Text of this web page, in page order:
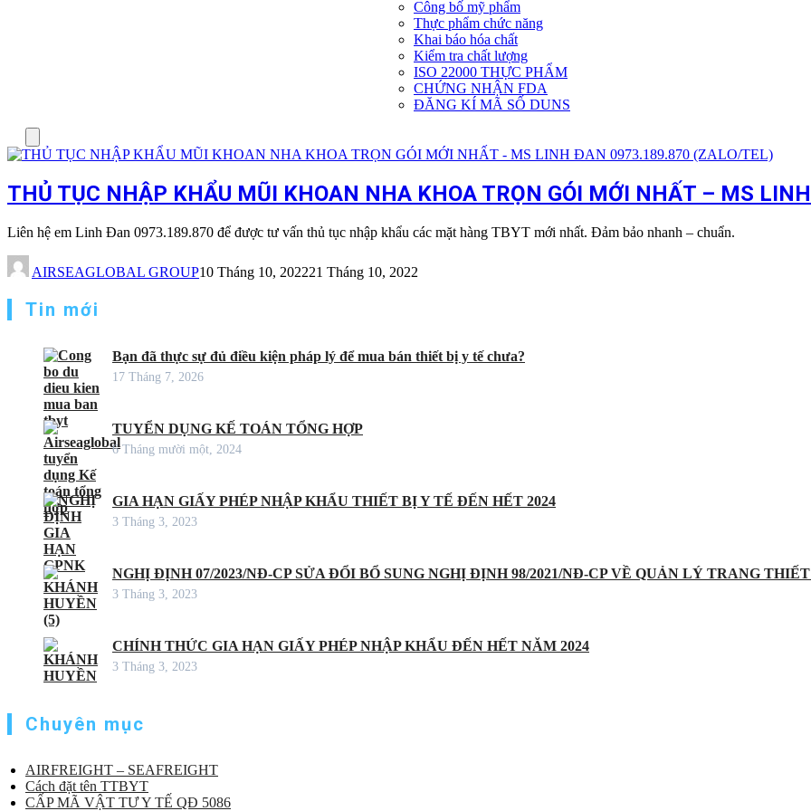
Dịch
vụ
khác
Công bố mỹ phẩm
Thực phẩm chức năng
Khai báo hóa chất
Kiểm tra chất lượng
ISO 22000 THỰC PHẨM
CHỨNG NHẬN FDA
ĐĂNG KÍ MÃ SỐ DUNS
THỦ TỤC NHẬP KHẨU MŨI KHOAN NHA KHOA TRỌN GÓI MỚI NHẤT – MS
Liên hệ em Linh Đan 0973.189.870 để được tư vấn thủ tục nhập khẩu các mặt hàng TBYT mới nhất. Đảm bảo nhanh – chuẩn.
AIRSEAGLOBAL GROUP10 Tháng 10, 202221 Tháng 10, 2022
Tin mới
Bạn đã thực sự đủ điều kiện pháp lý để mua bán thiết bị y tế chưa?
17 Tháng 7, 2026
TUYỂN DỤNG KẾ TOÁN TỔNG HỢP
6 Tháng mười một, 2024
GIA HẠN GIẤY PHÉP NHẬP KHẨU THIẾT BỊ Y TẾ ĐẾN HẾT 2024
3 Tháng 3, 2023
NGHỊ ĐỊNH 07/2023/NĐ-CP SỬA ĐỔI BỔ SUNG NGHỊ ĐỊNH 98/2021/NĐ-CP VỀ QUẢN LÝ TRANG
3 Tháng 3, 2023
CHÍNH THỨC GIA HẠN GIẤY PHÉP NHẬP KHẨU ĐẾN HẾT NĂM 2024
3 Tháng 3, 2023
Chuyên mục
AIRFREIGHT – SEAFREIGHT
Cách đặt tên TTBYT
CẤP MÃ VẬT TƯ Y TẾ QĐ 5086